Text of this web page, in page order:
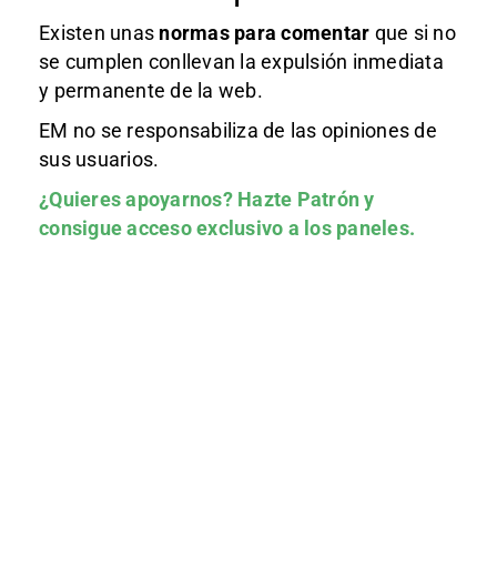
Existen unas normas para comentar que si no
se cumplen conllevan la expulsión inmediata
y permanente de la web.
EM no se responsabiliza de las opiniones de
sus usuarios.
¿Quieres apoyarnos? Hazte Patróny
consigue acceso exclusivo a los paneles.